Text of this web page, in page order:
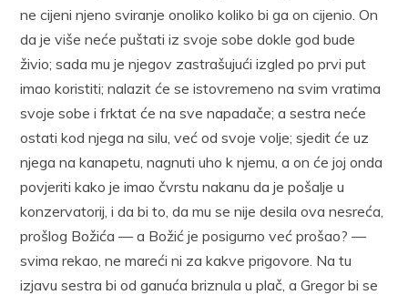
ne cijeni njeno sviranje onoliko koliko bi ga on cijenio. On
da je više neće puštati iz svoje sobe dokle god bude
živio; sada mu je njegov zastrašujući izgled po prvi put
imao koristiti; nalazit će se istovremeno na svim vratima
svoje sobe i frktat će na sve napadače; a sestra neće
ostati kod njega na silu, već od svoje volje; sjedit će uz
njega na kanapetu, nagnuti uho k njemu, a on će joj onda
povjeriti kako je imao čvrstu nakanu da je pošalje u
konzervatorij, i da bi to, da mu se nije desila ova nesreća,
prošlog Božića — a Božić je posigurno već prošao? —
svima rekao, ne mareći ni za kakve prigovore. Na tu
izjavu sestra bi od ganuća briznula u plač, a Gregor bi se